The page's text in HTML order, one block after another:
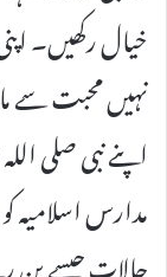
خیال رکھیں۔
نہیں محبت سے
اپنے نبی صلی
مدارس اسلامیہ
حالات جیسے بن